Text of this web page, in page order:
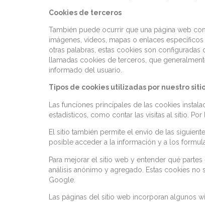
Cookies de terceros
También puede ocurrir que una página web
imágenes, vídeos, mapas o enlaces
otras palabras, estas cookies son
llamadas cookies de terceros, que
informado del usuario.
Tipos de cookies utilizadas por nuestro
Las funciones principales de las cookies
estadísticos, como contar las visitas al sitio.
El sitio también permite el envío de las
posible acceder a la información y a los
Para mejorar el sitio web y entender qué
análisis anónimo y agregado. Estas cookies
Google.
Las páginas del sitio web incorporan algunos